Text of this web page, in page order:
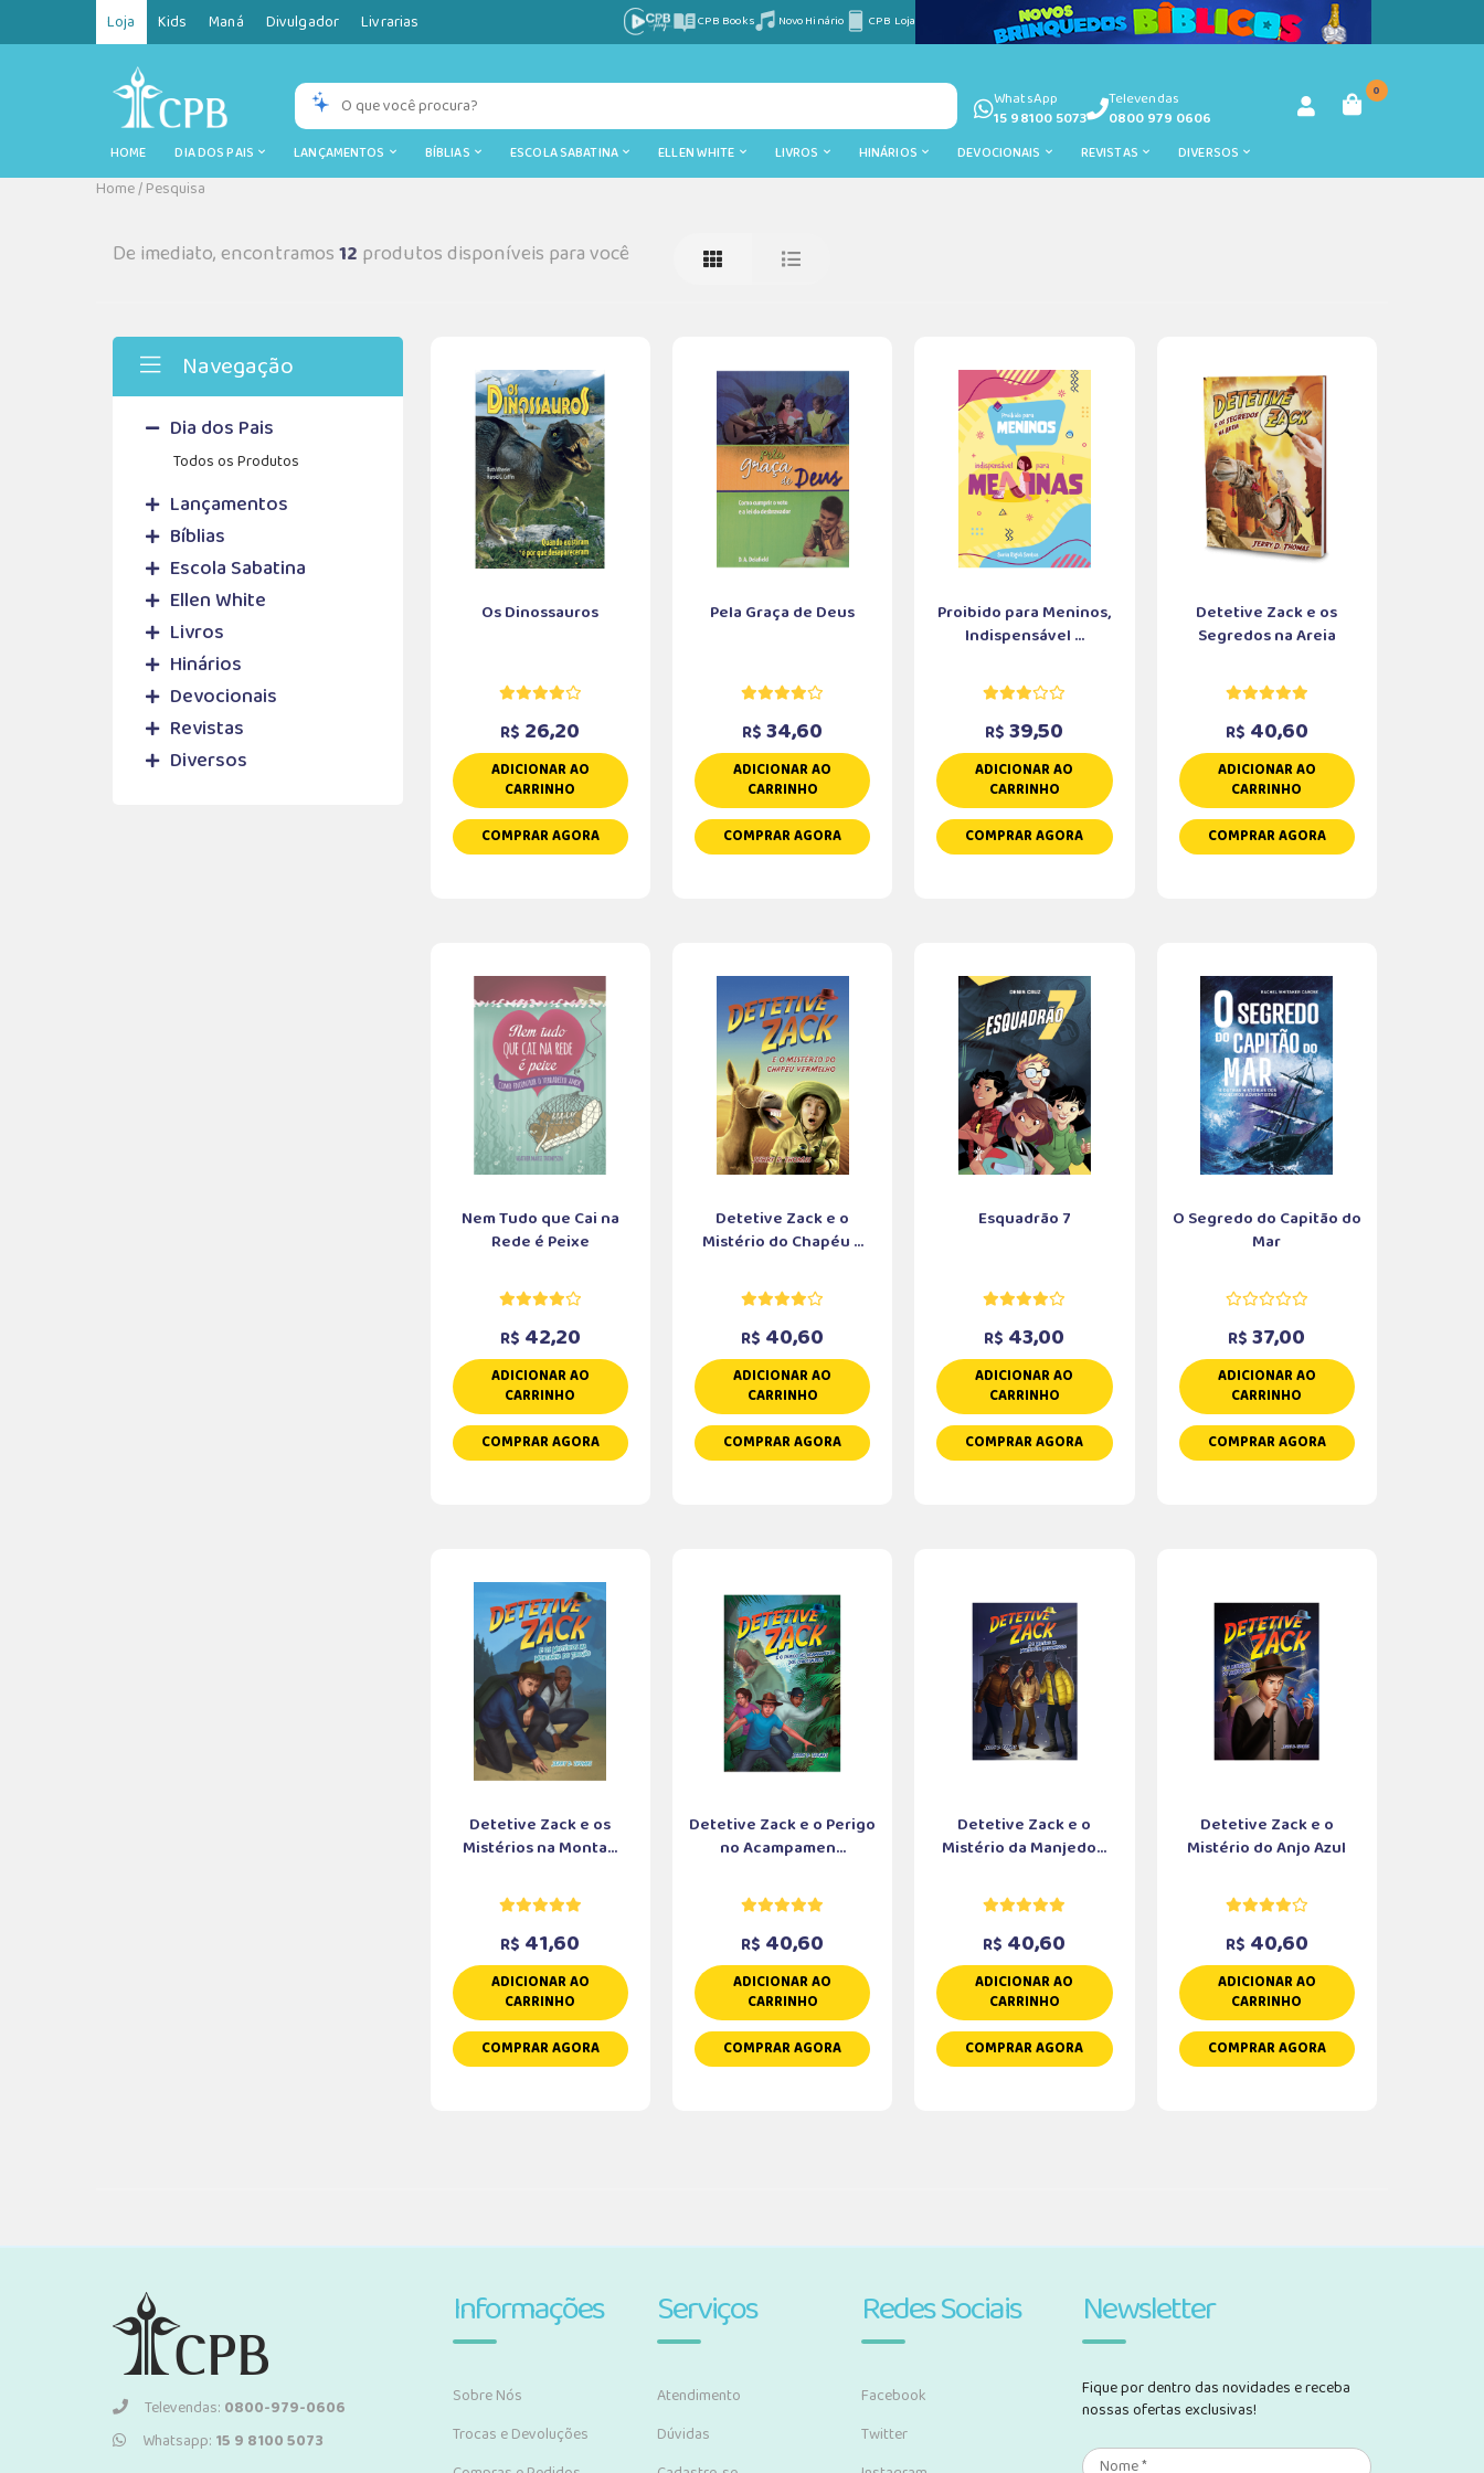
Loja Kids Maná Divulgador Livrarias CPB Books Novo Hinário CPB Loja
WhatsApp
15 98100 5073
Televendas
0800 979 0606
0
HOME DIA DOS PAIS LANÇAMENTOS BÍBLIAS ESCOLA SABATINA ELLEN WHITE LIVROS HINÁRIOS DEVOCIONAIS REVISTAS DIVERSOS
Home/Pesquisa
De imediato, encontramos12 produtos disponíveis para você
Navegação
Dia dos Pais
Todos os Produtos
Lançamentos
Bíblias
Escola Sabatina
Ellen White
Livros
Hinários
Devocionais
Revistas
Diversos
Os Dinossauros
R$ 26,20
ADICIONAR AO
CARRINHO
COMPRAR AGORA
Pela Graça de Deus
R$ 34,60
ADICIONAR AO
CARRINHO
COMPRAR AGORA
Proibido para Meninos,
Indispensável ...
R$ 39,50
ADICIONAR AO
CARRINHO
COMPRAR AGORA
Detetive Zack e os
Segredos na Areia
R$ 40,60
ADICIONAR AO
CARRINHO
COMPRAR AGORA
Nem Tudo que Cai na
Rede é Peixe
R$ 42,20
ADICIONAR AO
CARRINHO
COMPRAR AGORA
Detetive Zack e o
Mistério do Chapéu ...
R$ 40,60
ADICIONAR AO
CARRINHO
COMPRAR AGORA
Esquadrão 7
R$ 43,00
ADICIONAR AO
CARRINHO
COMPRAR AGORA
O Segredo do Capitão do
Mar
R$ 37,00
ADICIONAR AO
CARRINHO
COMPRAR AGORA
Detetive Zack e os
Mistérios na Monta...
R$ 41,60
ADICIONAR AO
CARRINHO
COMPRAR AGORA
Detetive Zack e o Perigo
no Acampamen...
R$ 40,60
ADICIONAR AO
CARRINHO
COMPRAR AGORA
Detetive Zack e o
Mistério da Manjedo...
R$ 40,60
ADICIONAR AO
CARRINHO
COMPRAR AGORA
Detetive Zack e o
Mistério do Anjo Azul
R$ 40,60
ADICIONAR AO
CARRINHO
COMPRAR AGORA
Televendas: 0800-979-0606
Whatsapp: 15 9 8100 5073
Informações
Sobre Nós
Trocas e Devoluções
Serviços
Atendimento
Dúvidas
Redes Sociais
Facebook
Twitter
Newsletter
Fique por dentro das novidades e receba
nossas ofertas exclusivas!